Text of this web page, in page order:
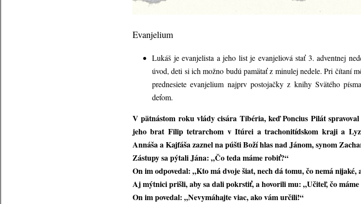
Evanjelium
Lukáš je evanjelista a jeho list je evanjeliová stať 3. adventnej
úvod, deti si ich možno budú pamätať z minulej nedele. Pri čítaní
prednesiete evanjelium najprv postojačky z knihy Svätého
deťom.
V pätnástom roku vlády cisára Tibéria, keď Poncius Pilát
jeho brat Filip tetrarchom v Itúrei a trachonitídskom kraji a
Annáša a Kajfáša zaznel na púšti Boží hlas nad Jánom, synom
Zástupy sa pýtali Jána: „Čo teda máme robiť?“
On im odpovedal: „Kto má dvoje šiat, nech dá tomu, čo nemá
Aj mýtnici prišli, aby sa dali pokrstiť, a hovorili mu: „Učiteľ, čo
On im povedal: „Nevymáhajte viac, ako vám určili!“